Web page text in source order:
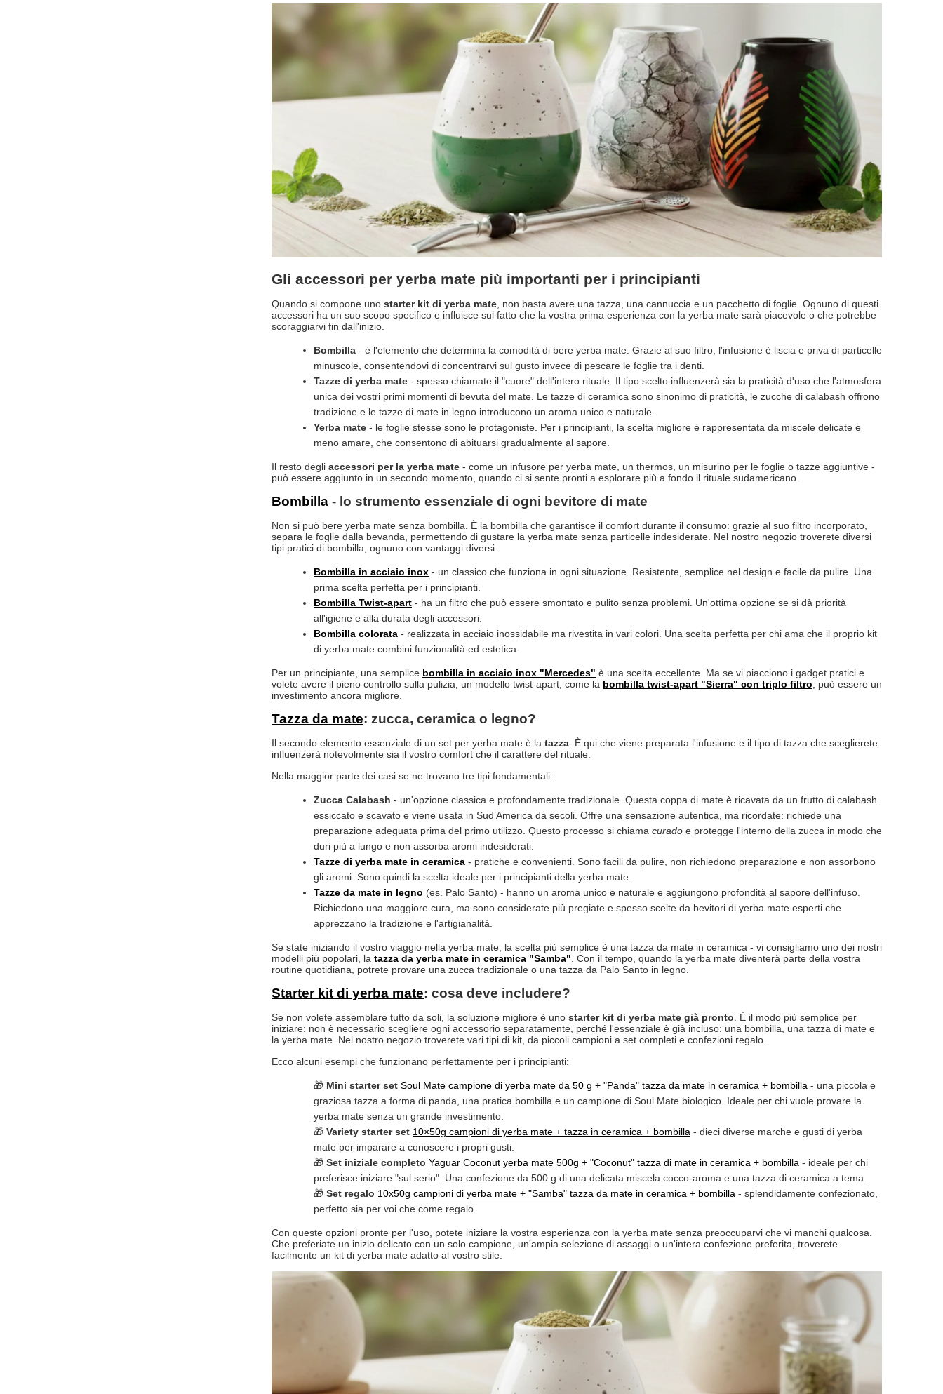
Gli accessori per yerba mate più importanti per i principianti
Quando si compone uno starter kit di yerba mate , non basta avere una tazza, una cannuccia e un pacchetto di foglie. Ognuno di questi
accessori ha un suo scopo specifico e influisce sul fatto che la vostra prima esperienza con la yerba mate sarà piacevole o che potrebbe
scoraggiarvi fin dall'inizio.
Bombilla - è l'elemento che determina la comodità di bere yerba mate. Grazie al suo filtro, l'infusione è liscia e priva di particelle
minuscole, consentendovi di concentrarvi sul gusto invece di pescare le foglie tra i denti.
Tazze di yerba mate - spesso chiamate il "cuore" dell'intero rituale. Il tipo scelto influenzerà sia la praticità d'uso che l'atmosfera
unica dei vostri primi momenti di bevuta del mate. Le tazze di ceramica sono sinonimo di praticità, le zucche di calabash offrono
tradizione e le tazze di mate in legno introducono un aroma unico e naturale.
Yerba mate - le foglie stesse sono le protagoniste. Per i principianti, la scelta migliore è rappresentata da miscele delicate e
meno amare, che consentono di abituarsi gradualmente al sapore.
Il resto degli accessori per la yerba mate - come un infusore per yerba mate, un thermos, un misurino per le foglie o tazze aggiuntive -
può essere aggiunto in un secondo momento, quando ci si sente pronti a esplorare più a fondo il rituale sudamericano.
Bombilla - lo strumento essenziale di ogni bevitore di mate
Non si può bere yerba mate senza bombilla. È la bombilla che garantisce il comfort durante il consumo: grazie al suo filtro incorporato,
separa le foglie dalla bevanda, permettendo di gustare la yerba mate senza particelle indesiderate. Nel nostro negozio troverete diversi
tipi pratici di bombilla, ognuno con vantaggi diversi:
Bombilla in acciaio inox - un classico che funziona in ogni situazione. Resistente, semplice nel design e facile da pulire. Una
prima scelta perfetta per i principianti.
Bombilla Twist-apart - ha un filtro che può essere smontato e pulito senza problemi. Un'ottima opzione se si dà priorità
all'igiene e alla durata degli accessori.
Bombilla colorata - realizzata in acciaio inossidabile ma rivestita in vari colori. Una scelta perfetta per chi ama che il proprio kit
di yerba mate combini funzionalità ed estetica.
Per un principiante, una semplice bombilla in acciaio inox "Mercedes" è una scelta eccellente. Ma se vi piacciono i gadget pratici e
volete avere il pieno controllo sulla pulizia, un modello twist-apart, come la bombilla twist-apart "Sierra" con triplo filtro , può essere un
investimento ancora migliore.
Tazza da mate: zucca, ceramica o legno?
Il secondo elemento essenziale di un set per yerba mate è la tazza . È qui che viene preparata l'infusione e il tipo di tazza che sceglierete
influenzerà notevolmente sia il vostro comfort che il carattere del rituale.
Nella maggior parte dei casi se ne trovano tre tipi fondamentali:
Zucca Calabash - un'opzione classica e profondamente tradizionale. Questa coppa di mate è ricavata da un frutto di calabash
essiccato e scavato e viene usata in Sud America da secoli. Offre una sensazione autentica, ma ricordate: richiede una
preparazione adeguata prima del primo utilizzo. Questo processo si chiama curado e protegge l'interno della zucca in modo che
duri più a lungo e non assorba aromi indesiderati.
Tazze di yerba mate in ceramica - pratiche e convenienti. Sono facili da pulire, non richiedono preparazione e non assorbono
gli aromi. Sono quindi la scelta ideale per i principianti della yerba mate.
Tazze da mate in legno (es. Palo Santo) - hanno un aroma unico e naturale e aggiungono profondità al sapore dell'infuso.
Richiedono una maggiore cura, ma sono considerate più pregiate e spesso scelte da bevitori di yerba mate esperti che
apprezzano la tradizione e l'artigianalità.
Se state iniziando il vostro viaggio nella yerba mate, la scelta più semplice è una tazza da mate in ceramica - vi consigliamo uno dei nostri
modelli più popolari, la tazza da yerba mate in ceramica "Samba" . Con il tempo, quando la yerba mate diventerà parte della vostra
routine quotidiana, potrete provare una zucca tradizionale o una tazza da Palo Santo in legno.
Starter kit di yerba mate: cosa deve includere?
Se non volete assemblare tutto da soli, la soluzione migliore è uno starter kit di yerba mate già pronto . È il modo più semplice per
iniziare: non è necessario scegliere ogni accessorio separatamente, perché l'essenziale è già incluso: una bombilla, una tazza di mate e
la yerba mate. Nel nostro negozio troverete vari tipi di kit, da piccoli campioni a set completi e confezioni regalo.
Ecco alcuni esempi che funzionano perfettamente per i principianti:
🎁 Mini starter set Soul Mate campione di yerba mate da 50 g + "Panda" tazza da mate in ceramica + bombilla - una piccola e
graziosa tazza a forma di panda, una pratica bombilla e un campione di Soul Mate biologico. Ideale per chi vuole provare la
yerba mate senza un grande investimento.
🎁 Variety starter set 10×50g campioni di yerba mate + tazza in ceramica + bombilla - dieci diverse marche e gusti di yerba
mate per imparare a conoscere i propri gusti.
🎁 Set iniziale completo Yaguar Coconut yerba mate 500g + "Coconut" tazza di mate in ceramica + bombilla - ideale per chi
preferisce iniziare "sul serio". Una confezione da 500 g di una delicata miscela cocco-aroma e una tazza di ceramica a tema.
🎁 Set regalo 10x50g campioni di yerba mate + "Samba" tazza da mate in ceramica + bombilla - splendidamente confezionato,
perfetto sia per voi che come regalo.
Con queste opzioni pronte per l'uso, potete iniziare la vostra esperienza con la yerba mate senza preoccuparvi che vi manchi qualcosa.
Che preferiate un inizio delicato con un solo campione, un'ampia selezione di assaggi o un'intera confezione preferita, troverete
facilmente un kit di yerba mate adatto al vostro stile.